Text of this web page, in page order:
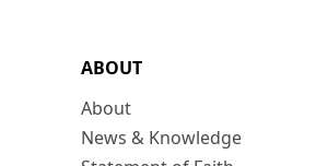
ABOUT
About
News & Knowledge